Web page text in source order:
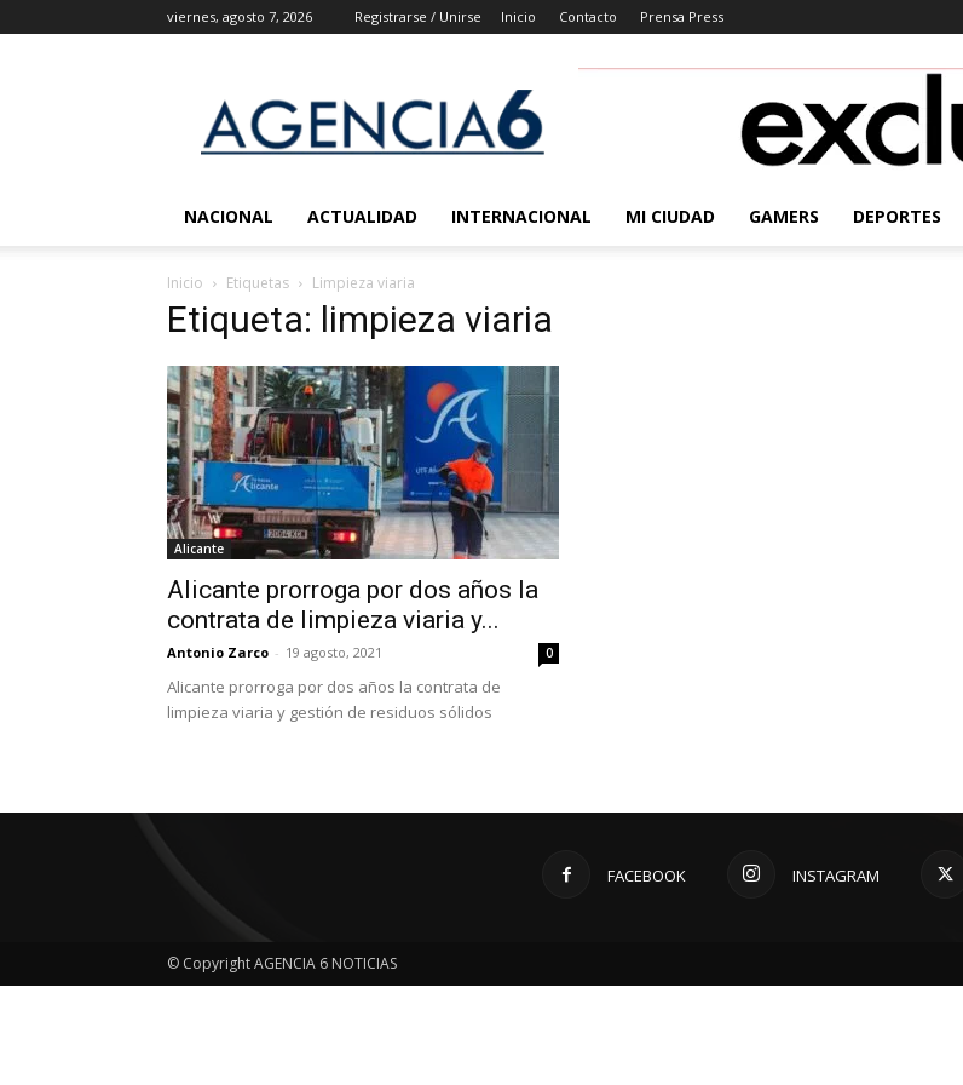
viernes, agosto 7, 2026 Registrarse / Unirse Inicio Contacto Prensa Press
6
Noticias
NACIONAL ACTUALIDAD INTERNACIONAL MI CIUDAD GAMERS DEPORTES
Inicio Etiquetas Limpieza viaria
Etiqueta: limpieza viaria
Alicante
Alicante prorroga por dos años la
contrata de limpieza viaria y...
Antonio Zarco - 19 agosto, 2021 0
Alicante prorroga por dos años la contrata de
limpieza viaria y gestión de residuos sólidos
FACEBOOK INSTAGRAM
© Copyright AGENCIA 6 NOTICIAS